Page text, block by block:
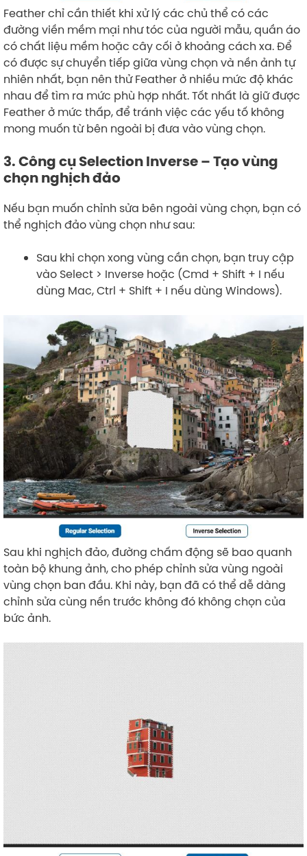
Feather chỉ cần thiết khi xử lý các chủ thể có các
đường viền mềm mại như tóc của người mẫu, quần áo
có chất liệu mềm hoặc cây cối ở khoảng cách xa. Để
có được sự chuyển tiếp giữa vùng chọn và nền ảnh tự
nhiên nhất, bạn nên thử Feather ở nhiều mức độ khác
nhau để tìm ra mức phù hợp nhất. Tốt nhất là giữ được
Feather ở mức thấp, để tránh việc các yếu tố không
mong muốn từ bên ngoài bị đưa vào vùng chọn.
3. Công cụ Selection Inverse – Tạo vùng
chọn nghịch đảo
Nếu bạn muốn chỉnh sửa bên ngoài vùng chọn, bạn có
thể nghịch đảo vùng chọn như sau:
Sau khi chọn xong vùng cần chọn, bạn truy cập
vào Select > Inverse hoặc (Cmd + Shift + I nếu
dùng Mac, Ctrl + Shift + I nếu dùng Windows).
Sau khi nghịch đảo, đường chấm động sẽ bao quanh
toàn bộ khung ảnh, cho phép chỉnh sửa vùng ngoài
vùng chọn ban đầu. Khi này, bạn đã có thể dễ dàng
chỉnh sửa cùng nền trước không đó không chọn của
bức ảnh.